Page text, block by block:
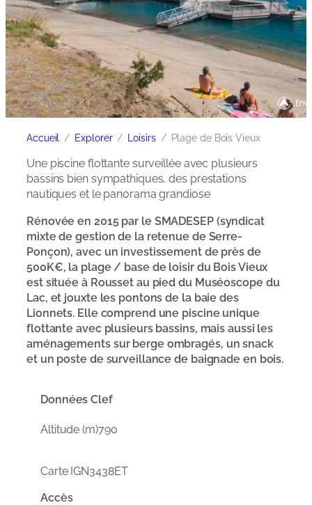
Accueil Explorer Loisirs Plage de Bois Vieux
Une piscine flottante surveillée avec plusieurs
bassins bien sympathiques, des prestations
nautiques et le panorama grandiose
Rénovée en 2015 par le SMADESEP (syndicat
mixte de gestion de la retenue de Serre-
Ponçon), avec un investissement de près de
500K€, la plage / base de loisir du Bois Vieux
est située à Rousset au pied du Muséoscope du
Lac, et jouxte les pontons de la baie des
Lionnets. Elle comprend une piscine unique
flottante avec plusieurs bassins, mais aussi les
aménagements sur berge ombragés, un snack
et un poste de surveillance de baignade en bois.
Données Clef
Altitude (m)790
Carte IGN3438ET
Accès